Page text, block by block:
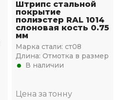
Штрипс стальной
покрытие
полиэстер RAL 1014
слоновая кость 0.75
мм
Марка стали: ст08
Длина: Отмотка в размер
В наличии
Цена за тонну